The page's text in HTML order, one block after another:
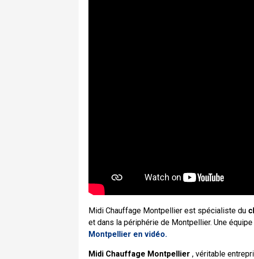
Midi Chauffage Montpellier est spécialiste du
et dans la périphérie de Montpellier. Une
Montpellier en vidéo.
Midi Chauffage Montpellier , véritable